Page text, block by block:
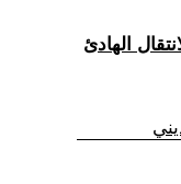
الهادئ